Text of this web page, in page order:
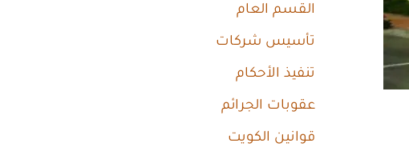
القسم العام
تأسيس شركات
تنفيذ الأحكام
عقوبات الجرائم
قوانين الكويت